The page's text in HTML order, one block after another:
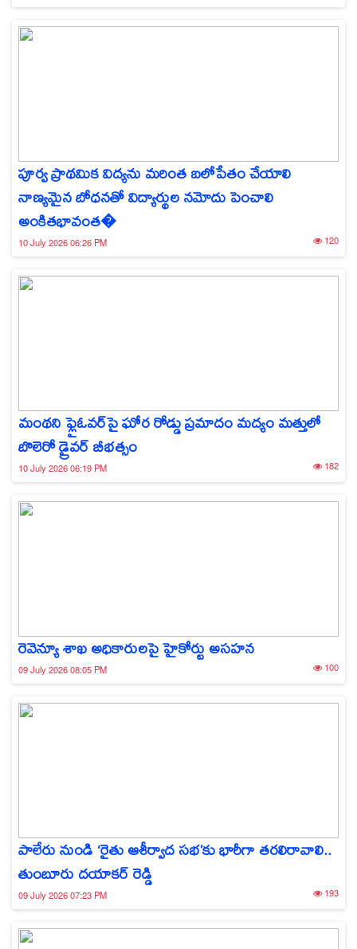
పూర్వ ప్రాథమిక విద్యను మరింత బలోపేతం చేయాలి
నాణ్యమైన బోధనతో విద్యార్థుల నమోదు పెంచాలి
అంకితభావంత�
10 July 2026 06:26 PM 120
మంథని ఫ్లైఓవర్‌పై ఘోర రోడ్డు ప్రమాదం మద్యం మత్తులో
బొలెరో డ్రైవర్ బీభత్సం
10 July 2026 06:19 PM 182
రెవెన్యూ శాఖ అధికారులపై హైకోర్టు అసహన
09 July 2026 08:05 PM 100
పాలేరు నుండి ‘రైతు ఆశీర్వాద సభ’కు భారీగా తరలిరావాలి..
తుంబూరు దయాకర్ రెడ్డి
09 July 2026 07:23 PM 193